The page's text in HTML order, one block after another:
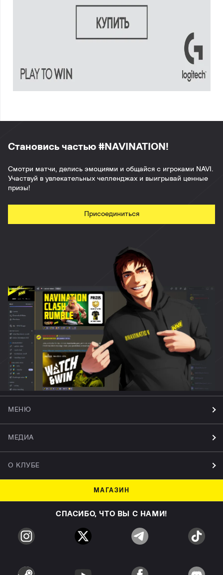
Становись частью #NAVINATION!
Смотри матчи, делись эмоциями и общайся с игроками NAVI.
Участвуй в увлекательных челленджах и выигрывай ценные
призы!
Присоединиться
МЕНЮ
МЕДИА
О КЛУБЕ
МАГАЗИН
СПАСИБО, ЧТО ВЫ С НАМИ!